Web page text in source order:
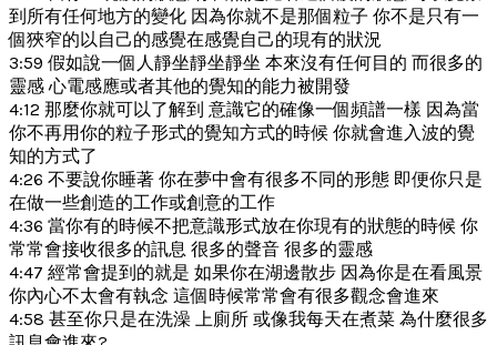
到所有任何地方的變化 因為你就不是那個粒子 你不是只有一
個狹窄的以自己的感覺在感覺自己的現有的狀況
3:59 假如說一個人靜坐靜坐靜坐 本來沒有任何目的 而很多的
靈感 心電感應或者其他的覺知的能力被開發
4:12 那麼你就可以了解到 意識它的確像一個頻譜一樣 因為當
你不再用你的粒子形式的覺知方式的時候 你就會進入波的覺
知的方式了
4:26 不要說你睡著 你在夢中會有很多不同的形態 即便你只是
在做一些創造的工作或創意的工作
4:36 當你有的時候不把意識形式放在你現有的狀態的時候 你
常常會接收很多的訊息 很多的聲音 很多的靈感
4:47 經常會提到的就是 如果你在湖邊散步 因為你是在看風景
你內心不太會有執念 這個時候常常會有很多觀念會進來
4:58 甚至你只是在洗澡 上廁所 或像我每天在煮菜 為什麼很多